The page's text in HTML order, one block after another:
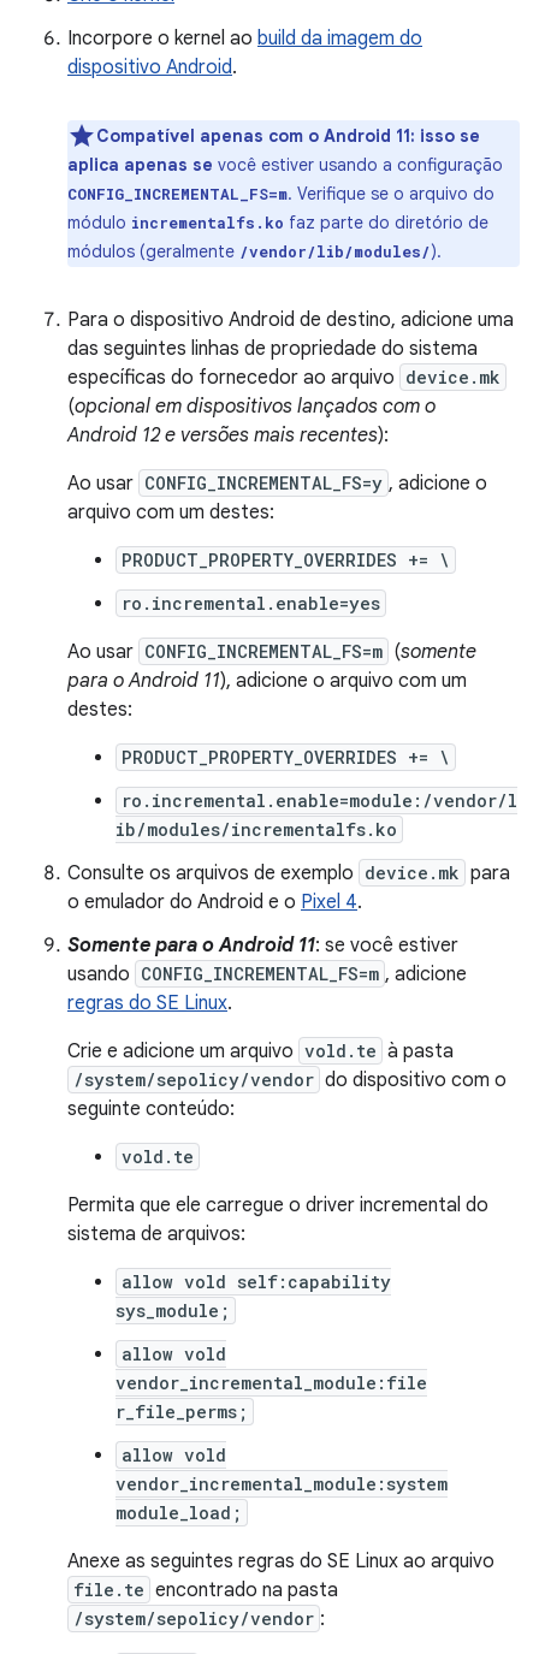
Incorpore o kernel ao build da imagem do
dispositivo Android.
Compatível apenas com o Android 11: isso se
aplica apenas se você estiver usando a configuração
CONFIG_INCREMENTAL_FS=m. Verifique se o arquivo do
módulo incrementalfs.ko faz parte do diretório de
módulos (geralmente /vendor/lib/modules/).
Para o dispositivo Android de destino, adicione uma
das seguintes linhas de propriedade do sistema
específicas do fornecedor ao arquivo device.mk
(opcional em dispositivos lançados com o
Android 12 e versões mais recentes):
Ao usar CONFIG_INCREMENTAL_FS=y , adicione o
arquivo com um destes:
PRODUCT_PROPERTY_OVERRIDES += \
ro.incremental.enable=yes
Ao usar CONFIG_INCREMENTAL_FS=m (somente
para o Android 11), adicione o arquivo com um
destes:
PRODUCT_PROPERTY_OVERRIDES += \
ro.incremental.enable=module:/vendor/l
ib/modules/incrementalfs.ko
Consulte os arquivos de exemplo device.mk para
o emulador do Android e o Pixel 4.
Somente para o Android 11: se você estiver
usando CONFIG_INCREMENTAL_FS=m , adicione
regras do SE Linux.
Crie e adicione um arquivo vold.te à pasta
/system/sepolicy/vendor do dispositivo com o
seguinte conteúdo:
vold.te
Permita que ele carregue o driver incremental do
sistema de arquivos:
allow vold self:capability
sys_module;
allow vold
vendor_incremental_module:file
r_file_perms;
allow vold
vendor_incremental_module:system
module_load;
Anexe as seguintes regras do SE Linux ao arquivo
file.te encontrado na pasta
/system/sepolicy/vendor :